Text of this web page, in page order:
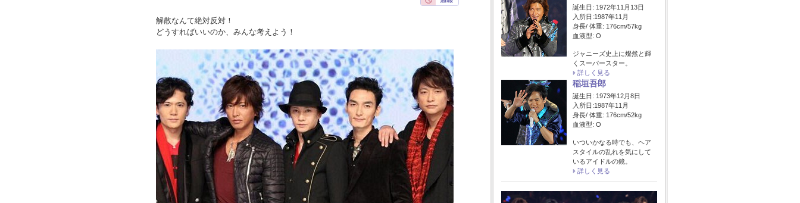
解散なんて絶対反対！
どうすればいいのか、みんな考えよう！
誕生日: 1972年11月13日
入所日:1987年11月
身長/ 体重: 176cm/57kg
血液型: O
ジャニーズ史上に燦然と輝
くスーパースター。
詳しく見る
稲垣吾郎
誕生日: 1973年12月8日
入所日:1987年11月
身長/ 体重: 176cm/52kg
血液型: O
いついかなる時でも、ヘア
スタイルの乱れを気にして
いるアイドルの鏡。
詳しく見る